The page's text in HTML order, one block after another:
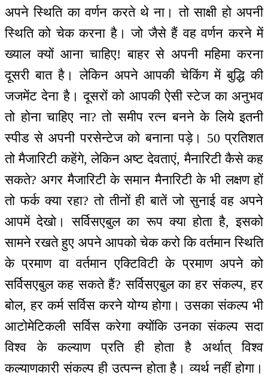
अपने स्थिति का वर्णन करते थे ना। तो साक्षी हो अपनी
स्थिति को चेक करना है। जो जैसे हैं वह वर्णन करने में
ख्याल क्यों आना चाहिए! बाहर से अपनी महिमा करना
दूसरी बात है। लेकिन अपने आपकी चेकिंग में बुद्धि की
जजमेंट देना है। दूसरों को आपकी ऐसी स्टेज का अनुभव
तो होना चाहिए ना? तो समीप रत्न बनने के लिये इतनी
स्पीड से अपनी परसेन्टेज को बनाना पड़े। 50 प्रतिशत
तो मैजारिटी कहेंगे, लेकिन अष्ट देवताएं, मैनारिटी कैसे कह
सकते? अगर मैजारिटी के समान मैनारिटी के भी लक्षण हों
तो फर्क क्या रहा? तो तीनों ही बातें जो सुनाई वह अपने
आपमें देखो। सर्विसएबुल का रूप क्या होता है, इसको
सामने रखते हुए अपने आपको चेक करो कि वर्तमान स्थिति
के प्रमाण वा वर्तमान एक्टिविटी के प्रमाण अपने को
सर्विसएबुल कह सकते हैं? सर्विसएबुल का हर संकल्प, हर
बोल, हर कर्म सर्विस करने योग्य होगा। उसका संकल्प भी
आटोमेटिकली सर्विस करेगा क्योंकि उनका संकल्प सदा
विश्व के कल्याण प्रति ही होता है अर्थात् विश्व
कल्याणकारी संकल्प ही उत्पन्न होता है। व्यर्थ नहीं होगा।